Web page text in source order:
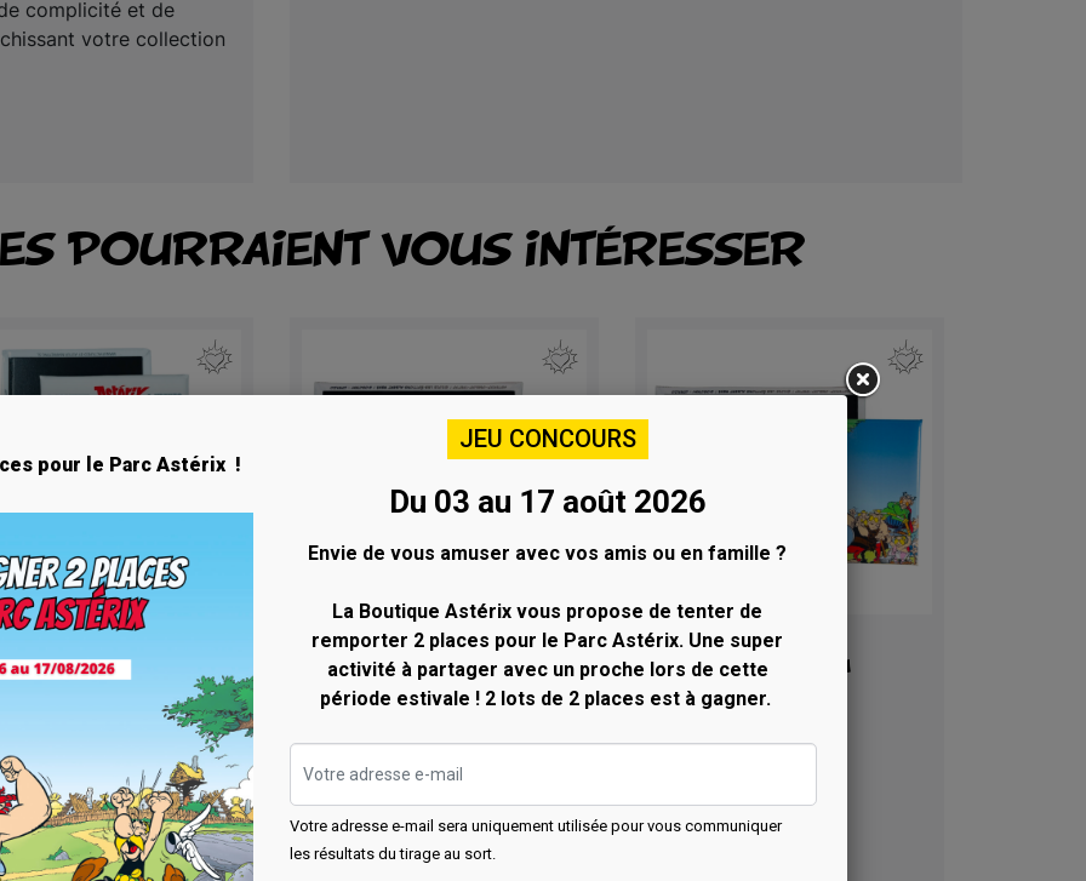
complicité et de
votre collection
POURRAIENT VOUS INTÉRESSER
couverture
Marketing
 Aperçu rapide
Magnet photo du village
Gaulois
Rupture de stock
Astur Marketing
Prix
4,95 €
Aperçu rapide
Magnet scène de la
potion magique
Astur Marketing
pour le Parc Astérix !
JEU CONCOURS
Du 03 au 17 août 2026
Envie de vous amuser avec vos amis ou en famille ?
La Boutique Astérix vous propose de tenter de
remporter 2 places pour le Parc Astérix. Une super
activité à partager avec un proche lors de cette
période estivale ! 2 lots de 2 places est à gagner.
Votre adresse e-mail sera uniquement utilisée pour vous communiquer
les résultats du tirage au sort.